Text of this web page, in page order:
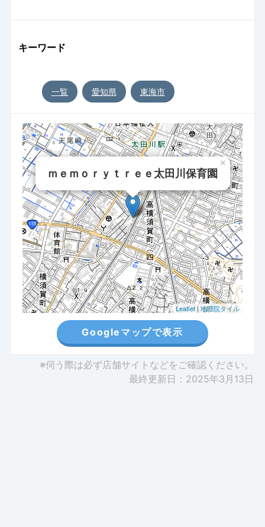
キーワード
一覧 愛知県 東海市
ｍｅｍｏｒｙｔｒｅｅ太田川保育園
×
Leaflet|地理院タイル
Googleマップで表示
※伺う際は必ず店舗サイトなどをご確認ください。
最終更新日：2025年3月13日